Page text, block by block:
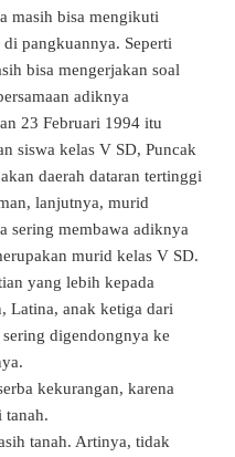
masih bisa mengikuti
pangkuannya. Seperti
bisa mengerjakan soal
adiknya
23 Februari 1994 itu
siswa kelas V SD, Puncak
daerah dataran tertinggi
lanjutnya, murid
sering membawa adiknya
murid kelas V SD.
yang lebih kepada
Latina, anak ketiga dari
digendongnya ke
kekurangan, karena
tanah.
tanah. Artinya, tidak